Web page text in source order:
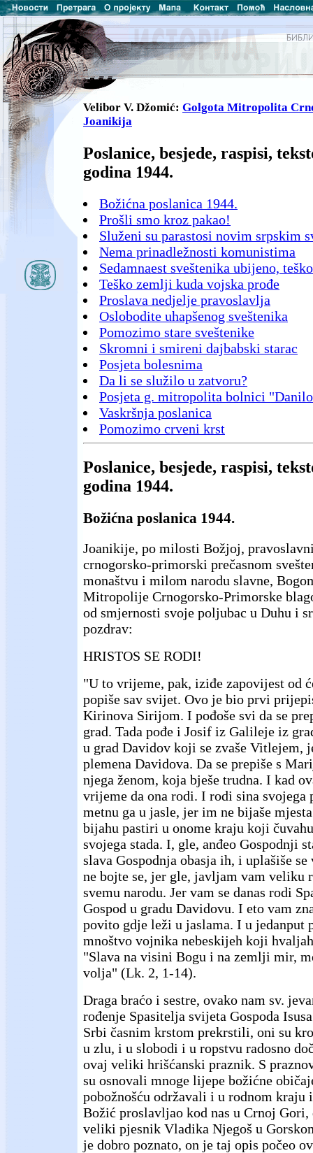
Velibor V. Džomić: Golgota Mitropolita
Joanikija
Poslanice, besjede, raspisi,
godina 1944.
Božićna poslanica 1944.
Prošli smo kroz pakao!
Služeni su parastosi novim srpskim
Nema prinadležnosti komunistima
Sedamnaest sveštenika ubijeno,
Teško zemlji kuda vojska prođe
Proslava nedjelje pravoslavlja
Oslobodite uhapšenog sveštenika
Pomozimo stare sveštenike
Skromni i smireni dajbabski starac
Posjeta bolesnima
Da li se služilo u zatvoru?
Posjeta g. mitropolita bolnici
Vaskršnja poslanica
Pomozimo crveni krst
Poslanice, besjede, raspisi,
godina 1944.
Božićna poslanica 1944.
Joanikije, po milosti Božjoj,
crnogorsko-primorski prečasnom
monaštvu i milom narodu slavne,
Mitropolije Crnogorsko-Primorske
od smjernosti svoje poljubac u Duhu i
pozdrav:
HRISTOS SE RODI!
"U to vrijeme, pak, iziđe zapovijest od
popiše sav svijet. Ovo je bio prvi
Kirinova Sirijom. I pođoše svi da se
grad. Tada pođe i Josif iz Galileje iz
u grad Davidov koji se zvaše Vitlejem,
plemena Davidova. Da se prepiše s
njega ženom, koja bješe trudna. I kad
vrijeme da ona rodi. I rodi sina svojega
metnu ga u jasle, jer im ne bijaše
bijahu pastiri u onome kraju koji
svojega stada. I, gle, anđeo Gospodnji
slava Gospodnja obasja ih, i uplašiše
ne bojte se, jer gle, javljam vam veliku
svemu narodu. Jer vam se danas rodi
Gospod u gradu Davidovu. I eto vam
povito gdje leži u jaslama. I u jedanput
mnoštvo vojnika nebeskijeh koji
"Slava na visini Bogu i na zemlji mir,
volja" (Lk. 2, 1-14).
Draga braćo i sestre, ovako nam sv.
rođenje Spasitelja svijeta Gospoda
Srbi časnim krstom prekrstili, oni su
u zlu, i u slobodi i u ropstvu radosno
ovaj veliki hrišćanski praznik. S
su osnovali mnoge lijepe božićne
pobožnošću održavali i u rodnom kraju
Božić proslavljao kod nas u Crnoj
veliki pjesnik Vladika Njegoš u
je dobro poznato, on je taj opis počeo